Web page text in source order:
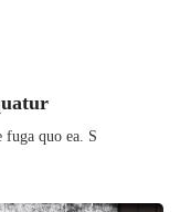
fuga quo ea. S